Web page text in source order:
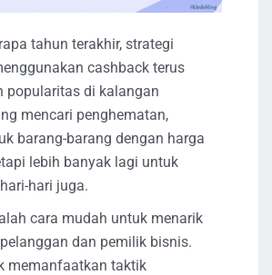
tahun terakhir, strategi
cashback terus
popularitas di kalangan
mencari penghematan,
barang-barang dengan harga
lebih banyak lagi untuk
hari juga.
cara mudah untuk menarik
dan pemilik bisnis.
memanfaatkan taktik